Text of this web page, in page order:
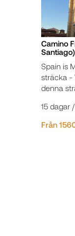
Camino
Santiago)
Spain is
sträcka -
denna
15 dagar
Från